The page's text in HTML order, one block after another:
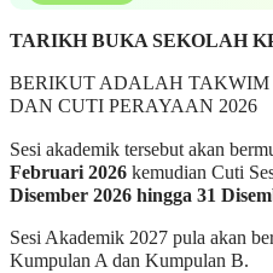
TARIKH BUKA SEKOLAH
BERIKUT ADALAH TAKWIM
DAN CUTI PERAYAAN 2026
Sesi akademik tersebut akan
Februari 2026 kemudian Cuti
Disember 2026 hingga 31
Sesi Akademik 2027 pula akan
Kumpulan A dan Kumpulan B.